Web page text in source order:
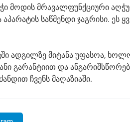
მოდის მრავალფუნქციური
აპარატის საწმენდი ჯაგრისი.
ადგილზე მიტანა უფასოა,
გარანტიით და
ჩვენს მაღაზიაში.